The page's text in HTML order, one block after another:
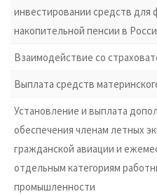
инвестировании средств для
накопительной пенсии в
Взаимодействие со
Выплата средств
Установление и выплата
обеспечения членам летных
гражданской авиации и
отдельным категориям
промышленности